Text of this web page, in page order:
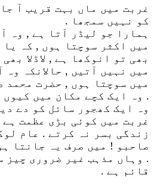
غربت میں ماں بہت قریب آ
کو نہیں سمجھا .
ہمارا جو لیڈر آتا ہے , وہ
میں اکثر سوچتا ہوں , کہ
بھی تو انوکھا ہے , لاڈلا
میں نہیں آتیں , حالانکہ
میں سوچتا ہوں , حضرت
. وہ ایک کچے مکان میں
زندگی بسر نہ کرتے . عام
صاحبو ! میں صرف یہ جانتا
. وہاں مذہب غیر ضروری چیز
قائم ہے .